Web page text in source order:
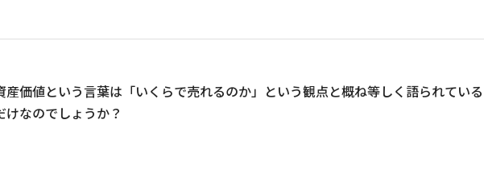
産価値という言葉は「いくらで売れるのか」という観点と概ね等しく語られてい
なのでしょうか？